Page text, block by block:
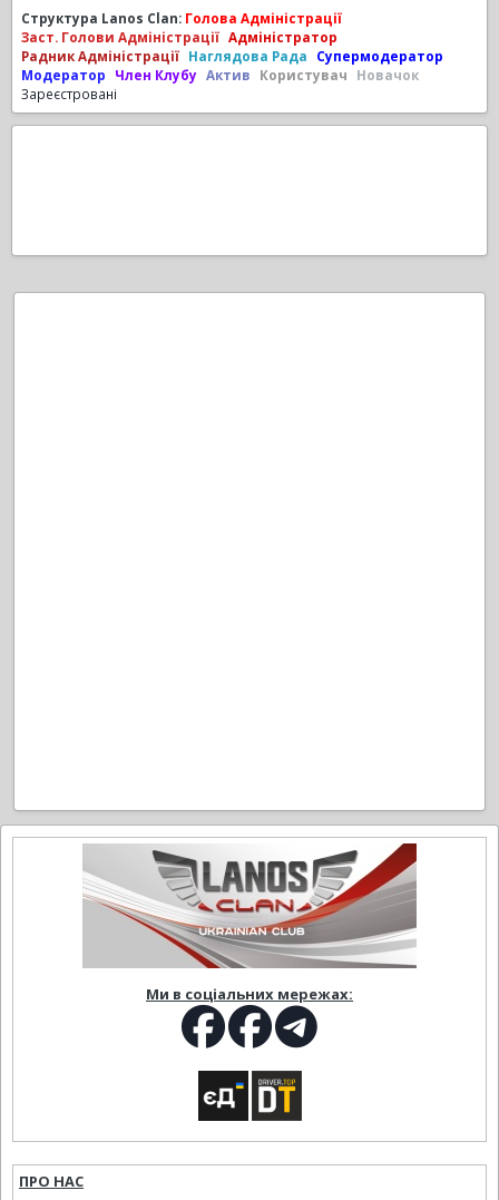
Структура Lanos Clan: Голова Адміністрації
Заст. Голови Адміністрації Адміністратор
Радник Адміністрації Наглядова Рада
Супермодератор
Модератор
Член Клубу Актив Користувач
Новачок
Зареєстровані
Ми в соціальних мережах:
ПРО НАС